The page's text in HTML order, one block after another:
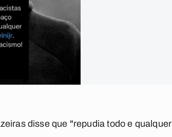
disse que "repudia todo e qualquer